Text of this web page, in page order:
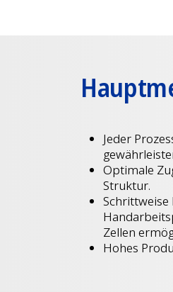
Jeder
Optimale
Struktur.
Zellen
Hohes